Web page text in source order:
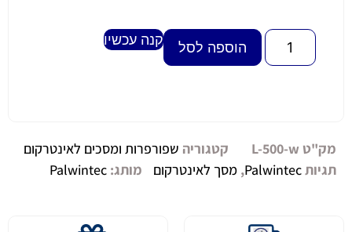
הוספה לסל קנה עכשיו
מק"ט L-500-w קטגוריה שפורפרות ומסכים לאינטרקום
תגיותPalwintec
, מסך לאינטרקום מותג:Palwintec